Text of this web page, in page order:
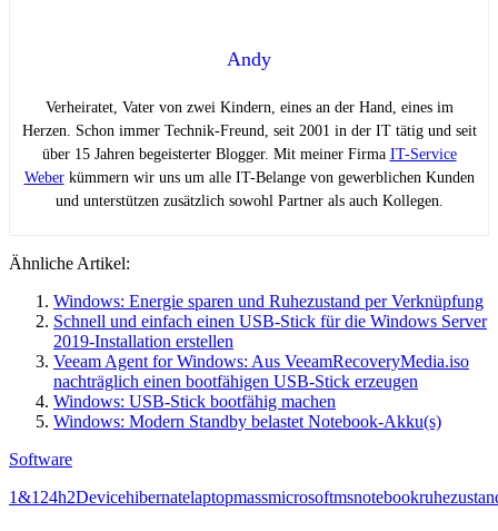
Andy
Verheiratet, Vater von zwei Kindern, eines an der Hand, eines im
Herzen. Schon immer Technik-Freund, seit 2001 in der IT tätig und seit
über 15 Jahren begeisterter Blogger. Mit meiner Firma IT-Service
Weberkümmern wir uns um alle IT-Belange von gewerblichen Kunden
und unterstützen zusätzlich sowohl Partner als auch Kollegen.
Ähnliche Artikel:
Windows: Energie sparen und Ruhezustand per Verknüpfung
Schnell und einfach einen USB-Stick für die Windows Server
2019-Installation erstellen
Veeam Agent for Windows: Aus VeeamRecoveryMedia.iso
nachträglich einen bootfähigen USB-Stick erzeugen
Windows: USB-Stick bootfähig machen
Windows: Modern Standby belastet Notebook-Akku(s)
Software
1&1 24h2Devicehibernatelaptopmassmicrosoftmsnotebook